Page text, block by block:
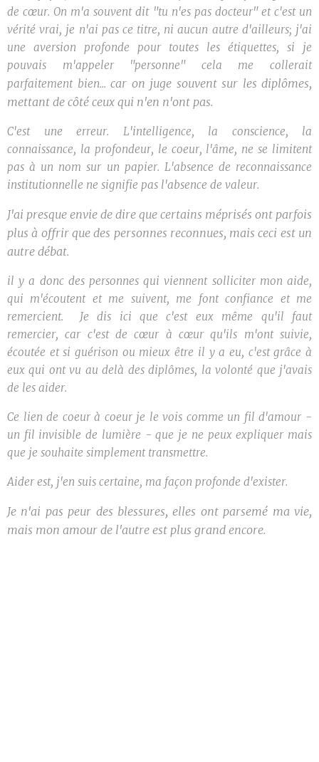
de cœur. On m'a souvent dit "tu n'es pas docteur" et c'est un
vérité vrai, je n'ai pas ce titre, ni aucun autre d'ailleurs; j'ai
une aversion profonde pour toutes les étiquettes, si je
pouvais m'appeler "personne" cela me collerait
parfaitement bien... car on juge souvent sur les diplômes,
mettant de côté ceux qui n'en n'ont pas.
C'est une erreur. L'intelligence, la conscience, la
connaissance, la profondeur, le coeur, l'âme, ne se limitent
pas à un nom sur un papier. L'absence de reconnaissance
institutionnelle ne signifie pas l'absence de valeur.
J'ai presque envie de dire que certains méprisés ont parfois
plus à offrir que des personnes reconnues, mais ceci est un
autre débat.
il y a donc des personnes qui viennent solliciter mon aide,
qui m'écoutent et me suivent, me font confiance et me
remercient. Je dis ici que c'est eux même qu'il faut
remercier, car c'est de cœur à cœur qu'ils m'ont suivie,
écoutée et si guérison ou mieux être il y a eu, c'est grâce à
eux qui ont vu au delà des diplômes, la volonté que j'avais
de les aider.
Ce lien de coeur à coeur je le vois comme un fil d'amour -
un fil invisible de lumière - que je ne peux expliquer mais
que je souhaite simplement transmettre.
Aider est, j'en suis certaine, ma façon profonde d'exister.
Je n'ai pas peur des blessures, elles ont parsemé ma vie,
mais mon amour de l'autre est plus grand encore.